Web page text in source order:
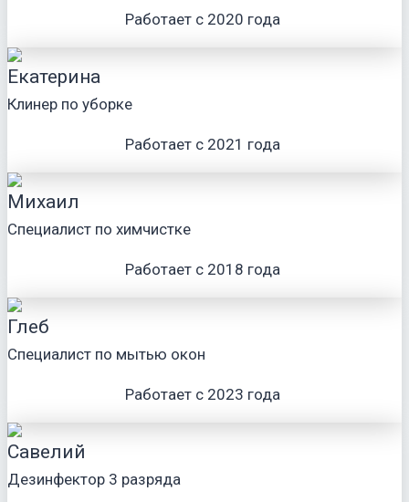
Работает с 2020 года
Екатерина
Клинер по уборке
Работает с 2021 года
Михаил
Специалист по химчистке
Работает с 2018 года
Глеб
Специалист по мытью окон
Работает с 2023 года
Савелий
Дезинфектор 3 разряда